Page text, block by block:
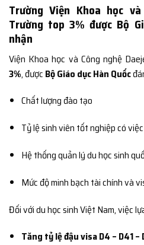
Trường Viện Khoa học
Trường top 3% được Bộ
nhận
Viện Khoa học và Công nghệ
3%, được Bộ Giáo dục Hàn Quốc
Chất lượng đào tạo
Tỷ lệ sinh viên tốt nghiệp có
Hệ thống quản lý du học sinh
Mức độ minh bạch tài chính và
Đối với du học sinh Việt Nam, việc
Tăng tỷ lệ đậu visa D4 – D41 –